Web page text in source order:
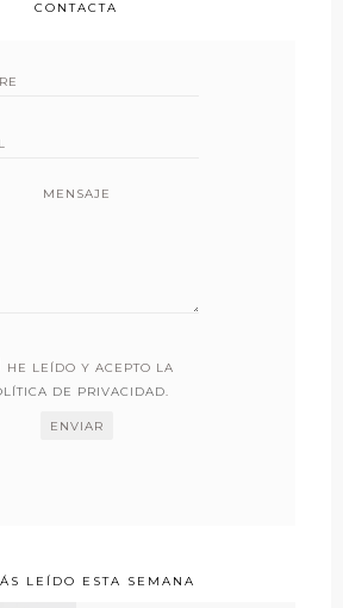
CONTACTA
MENSAJE
HE LEÍDO Y ACEPTO LA
DE PRIVACIDAD.
LEÍDO ESTA SEMANA